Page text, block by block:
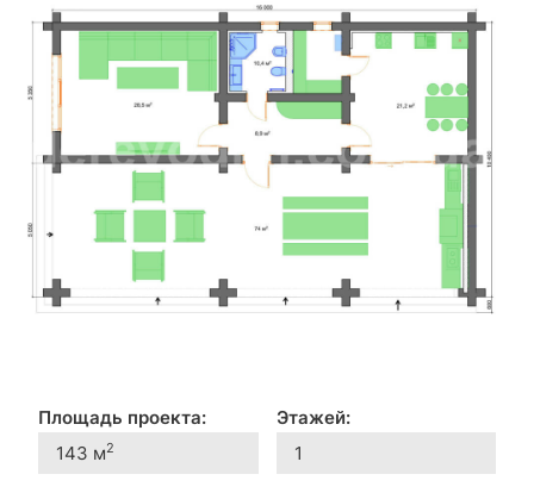
Площадь проекта:
143 м2
Этажей:
1